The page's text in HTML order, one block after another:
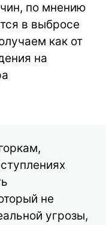
по мнению
в выбросе
как от
на
не
угрозы,